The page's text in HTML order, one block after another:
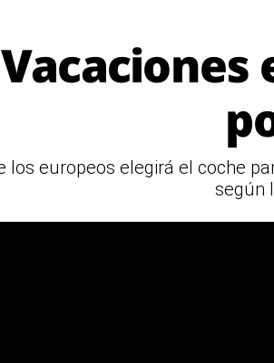
Vacaciones
los europeos elegirá el coche
según